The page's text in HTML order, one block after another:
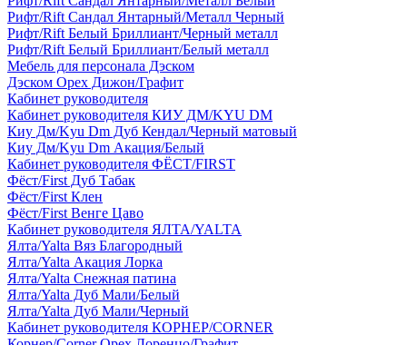
Рифт/Rift Сандал Янтарный/Металл Черный
Рифт/Rift Белый Бриллиант/Черный металл
Рифт/Rift Белый Бриллиант/Белый металл
Мебель для персонала Дэском
Дэском Орех Дижон/Графит
Кабинет руководителя
Кабинет руководителя КИУ ДМ/KYU DM
Киу Дм/Kyu Dm Дуб Кендал/Черный матовый
Киу Дм/Kyu Dm Акация/Белый
Кабинет руководителя ФЁСТ/FIRST
Фёст/First Дуб Табак
Фёст/First Клен
Фёст/First Венге Цаво
Кабинет руководителя ЯЛТА/YALTA
Ялта/Yalta Вяз Благородный
Ялта/Yalta Акация Лорка
Ялта/Yalta Снежная патина
Ялта/Yalta Дуб Мали/Белый
Ялта/Yalta Дуб Мали/Черный
Кабинет руководителя КОРНЕР/CORNER